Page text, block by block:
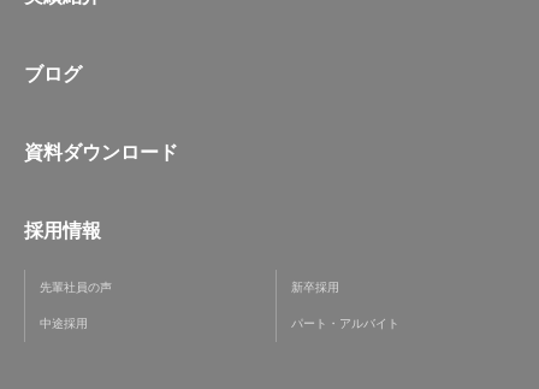
ブログ
資料ダウンロード
採用情報
先輩社員の声 新卒採用
中途採用 パート・アルバイト